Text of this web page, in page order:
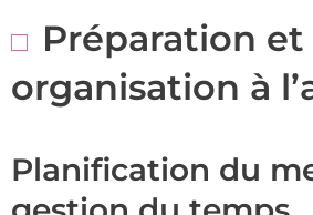
Préparation et
organisation à
Planification du